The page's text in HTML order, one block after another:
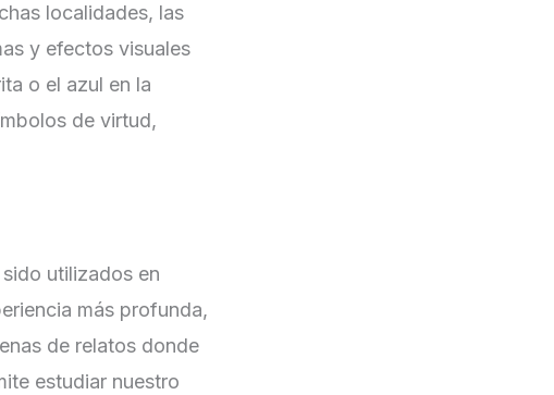
localidades, las
y efectos visuales
o el azul en la
de virtud,
utilizados en
más profunda,
de relatos donde
estudiar nuestro